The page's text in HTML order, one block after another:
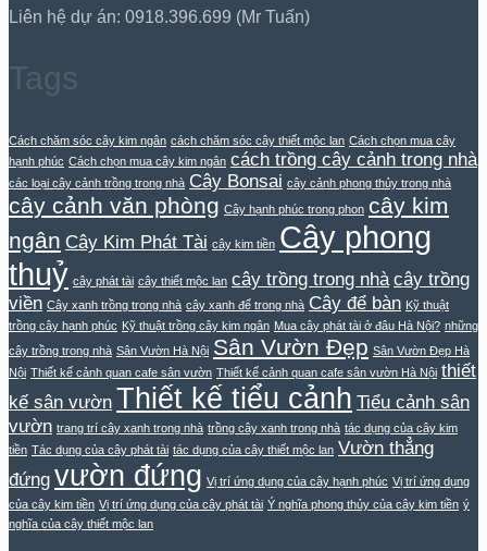
Liên hệ dự án: 0918.396.699 (Mr Tuấn)
Tags
Cách chăm sóc cây kim ngân cách chăm sóc cây thiết mộc lan Cách chọn mua cây
hạnh phúc Cách chọn mua cây kim ngân cách trồng cây cảnh trong nhà
các loại cây cảnh trồng trong nhà Cây Bonsai cây cảnh phong thủy trong nhà
cây cảnh văn phòng Cây hạnh phúc trong phon cây kim
ngân Cây Kim Phát Tài cây kim tiền Cây phong
thuỷ cây phát tài cây thiết mộc lan cây trồng trong nhà cây trồng
viền Cây xanh trồng trong nhà cây xanh để trong nhà Cây để bàn Kỹ thuật
trồng cây hạnh phúc Kỹ thuật trồng cây kim ngân Mua cây phát tài ở đâu Hà Nội? những
cây trồng trong nhà Sân Vườn Hà Nội Sân Vườn Đẹp Sân Vườn Đẹp Hà
Nội Thiết kế cảnh quan cafe sân vườn Thiết kế cảnh quan cafe sân vườn Hà Nội thiết
kế sân vườn Thiết kế tiểu cảnh Tiểu cảnh sân
vườn trang trí cây xanh trong nhà trồng cây xanh trong nhà tác dụng của cây kim
tiền Tác dụng của cây phát tài tác dụng của cây thiết mộc lan Vườn thẳng
đứng vườn đứng Vị trí ứng dụng của cây hạnh phúc Vị trí ứng dụng
của cây kim tiền Vị trí ứng dụng của cây phát tài Ý nghĩa phong thủy của cây kim tiền ý
nghĩa của cây thiết mộc lan